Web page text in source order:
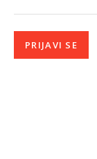
PRIJAVI SE